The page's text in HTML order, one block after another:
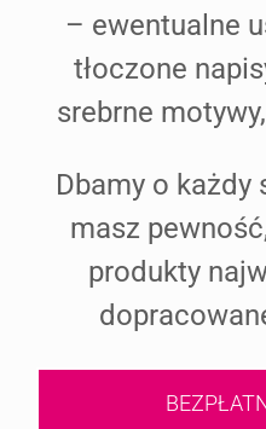
– ewentualne
tłoczone
srebrne
Dbamy o każdy
masz
produkty